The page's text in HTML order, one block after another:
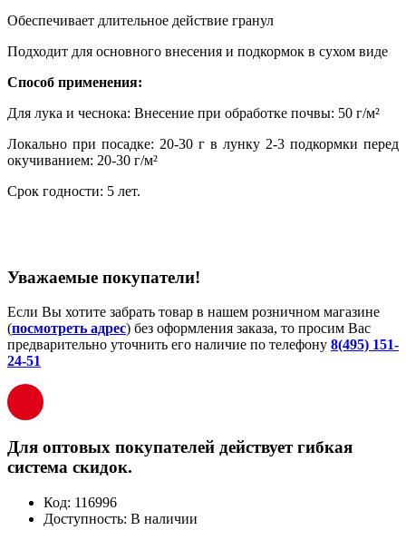
Обеспечивает длительное действие гранул
Подходит для основного внесения и подкормок в сухом виде
Способ применения:
Для лука и чеснока: Внесение при обработке почвы: 50 г/м²
Локально при посадке: 20-30 г в лунку 2-3 подкормки перед
окучиванием: 20-30 г/м²
Срок годности: 5 лет.
Уважаемые покупатели!
Если Вы хотите забрать товар в нашем розничном магазине
(посмотреть адрес) без оформления заказа, то просим Вас
предварительно уточнить его наличие по телефону 8(495) 151-
24-51
Для оптовых покупателей действует гибкая
система скидок.
Код: 116996
Доступность: В наличии